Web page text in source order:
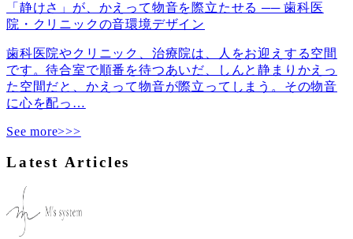
「静けさ」が、かえって物音を際立たせる ── 歯科医
院・クリニックの音環境デザイン
歯科医院やクリニック、治療院は、人をお迎えする空間
です。待合室で順番を待つあいだ、しんと静まりかえっ
た空間だと、かえって物音が際立ってしまう。その物音
に心を配っ …
See more>>>
Latest Articles